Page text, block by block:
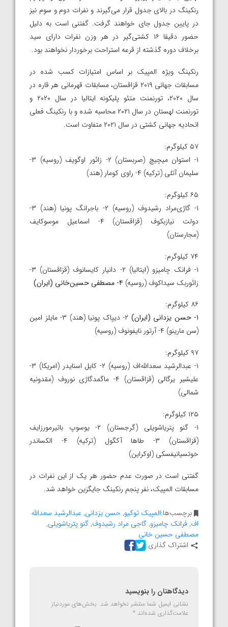
رنکینگ در بالای جدول قرار می‌گیرند و نفرات دوم و سوم نیز
در پایین جدول جای خواهند گرفت. گفتنی است به دلیل
حضور دقیقا ۱۶ کشتی‌گیر در هر وزن نفرات دارای سید
برخلاف دوره گذشته از قرعه استراحت برخوردار نخواهند بود.
رنکینگ ویژه المپیک بر اساس امتیازات کسب شده در
مسابقات جهانی ۲۰۱۹ قزاقستان، مسابقات قهرمانی هر قاره در
سال ۲۰۲۰، تورنمنت متئو پلیکونه ایتالیا در سال ۲۰۲۰ و
تورنمنت لهستان در سال ۲۰۲۱ محاسبه شده و با رنکینگ فعلی
اتحادیه جهانی کشتی در سال ۲۰۲۱ متفاوت است.
۵۷ کیلوگرم:
۱- استوان میچیچ (صربستان) ۲- زائور اوگویف (روسیه) ۳-
سلیمان آتلی (ترکیه) ۴- راوی کومار (هند)
۶۵ کیلوگرم:
۱- گاژی‌مراد رشیدوف (روسیه) ۲- باجرانگ پونیا (هند) ۳-
دولت نیازبکوف (قزاقستان) ۴- اسماعیل موسوکایف
(مجارستان)
۷۴ کیلوگرم:
۱- فرانک چامیزو (ایتالیا) ۲- دانیار کایسانوف (قزاقستان) ۳-
زائوربک سیداکوف (روسیه) ۴- مصطفی حسین‌خانی (ایران)
۸۶ کیلوگرم:
۱- حسن یزدانی (ایران)
۲- دیپاک پونیا (هند) ۳- مایلز امین
(سن مارینو) ۴- آرتور نایفونوف (روسیه)
۹۷ کیلوگرم:
۱- عبدالرشید سعدالله‌اف (روسیه) ۲- کایل اسنایدر (امریکا) ۳-
علیشیر یرگالی (قزاقستان) ۴- ماگمدگاژی نوروف (مقدونیه
شمالی)
۱۲۵ کیلوگرم:
۱- گنو پتریاشویلی (گرجستان) ۲- یوسوپ باتیرمورزایف
(قزاقستان) ۳- طاها آکگول (ترکیه) ۴- الکساندر
خوتسیانیفسکی (اوکراین)
گفتنی است در صورت عدم حضور هر یک از این نفرات در
مسابقات المپیک، نفر پنجم رنکینگ جایگزین خواهد شد.
برچسب‌ها:المپیک توکیو, حسن یزدانی, عبدالرشید سعدالله
اف, فرانک چامیزو,گاجی مراد رشیدوف,گنو پتریاشویلی,
مصطفی حسین خانی
اشتراک گذاری:
دیدگاهتان را بنویسید
نشانی ایمیل شما منتشر نخواهد شد. بخش‌های موردنیاز
علامت‌گذاری شده‌اند *